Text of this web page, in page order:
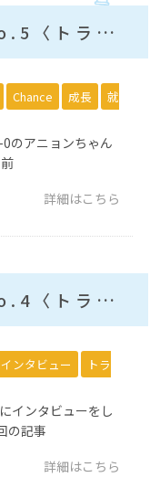
就労移行支援活動記録No.5〈トライヤル雇用に行かれていた方のインタビュー続編〉
Chance 成長
就
のアニョンちゃん
詳細はこちら
就労移行支援活動記録No.4〈トライヤル雇用に行かれていた方のインタビュー〉
インタビュー
トラ
インタビューをし
の記事
詳細はこちら